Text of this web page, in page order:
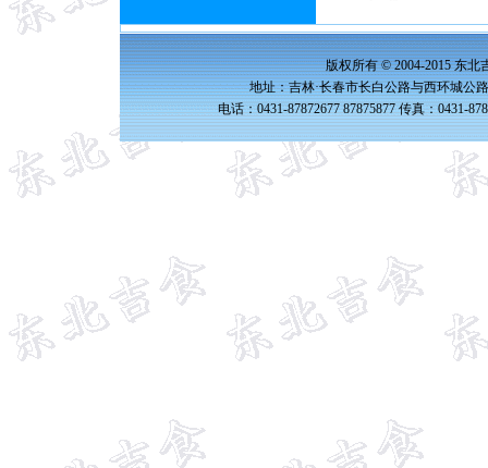
版权所有 © 2004-2015 东北
地址：吉林·长春市长白公路与西环城公
电话：0431-87872677 87875877 传真：0431-